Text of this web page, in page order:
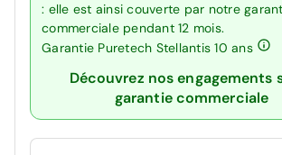
: elle est ainsi couverte par notre
commerciale pendant 12 mois.
Garantie Puretech Stellantis 10 ans
Découvrez nos engagements
garantie commerciale